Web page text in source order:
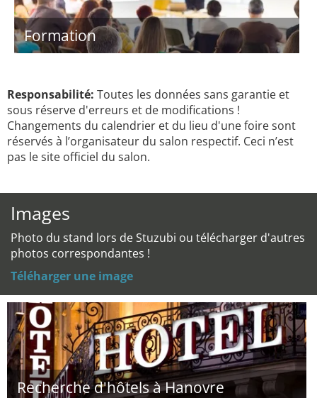
Formation
Responsabilité: Toutes les données sans garantie et
sous réserve d'erreurs et de modifications !
Changements du calendrier et du lieu d'une foire sont
réservés à l’organisateur du salon respectif. Ceci n’est
pas le site officiel du salon.
Images
Photo du stand lors de Stuzubi ou télécharger d'autres
photos correspondantes !
Téléharger une image
Recherche d'hôtels à Hanovre